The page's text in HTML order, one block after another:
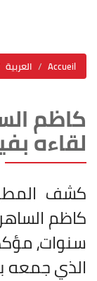
العربية Accueil
كاظم
لقاءه
كشف
كاظم
سنوات،
الذي جمعه